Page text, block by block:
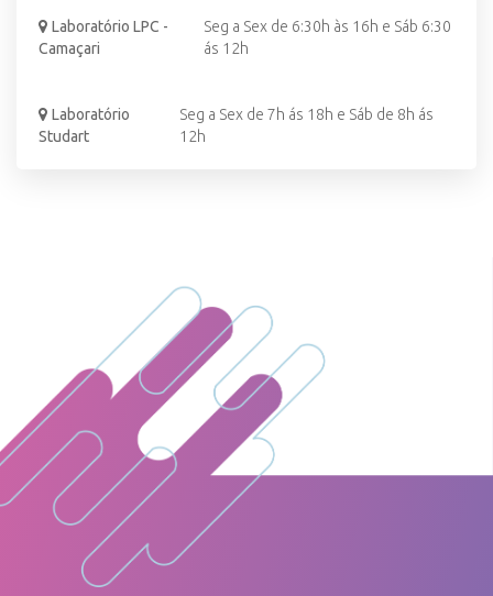
Laboratório LPC -
Camaçari
Seg a Sex de 6:30h às 16h e Sáb 6:30
ás 12h
Laboratório
Studart
Seg a Sex de 7h ás 18h e Sáb de 8h ás
12h